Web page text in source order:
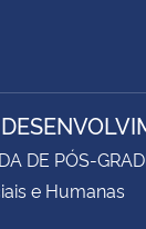
DE PÓS-
e Humanas